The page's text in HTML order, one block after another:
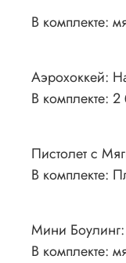
В комплекте:
Аэрохоккей:
В комплекте:
Пистолет с
В комплекте:
Мини Боулинг:
В комплекте: